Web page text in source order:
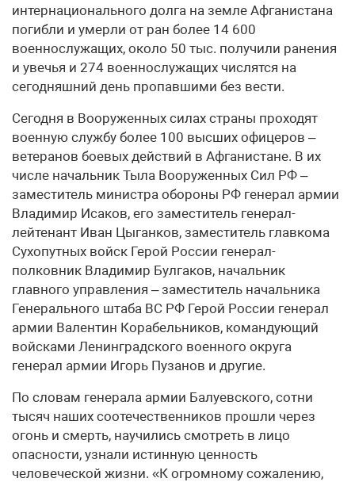
интернационального долга на земле Афганистана
погибли и умерли от ран более 14 600
военнослужащих, около 50 тыс. получили ранения
и увечья и 274 военнослужащих числятся на
сегодняшний день пропавшими без вести.
Сегодня в Вооруженных силах страны проходят
военную службу более 100 высших офицеров –
ветеранов боевых действий в Афганистане. В их
числе начальник Тыла Вооруженных Сил РФ –
заместитель министра обороны РФ генерал армии
Владимир Исаков, его заместитель генерал-
лейтенант Иван Цыганков, заместитель главкома
Сухопутных войск Герой России генерал-
полковник Владимир Булгаков, начальник
главного управления – заместитель начальника
Генерального штаба ВС РФ Герой России генерал
армии Валентин Корабельников, командующий
войсками Ленинградского военного округа
генерал армии Игорь Пузанов и другие.
По словам генерала армии Балуевского, сотни
тысяч наших соотечественников прошли через
огонь и смерть, научились смотреть в лицо
опасности, узнали истинную ценность
человеческой жизни. «К огромному сожалению,